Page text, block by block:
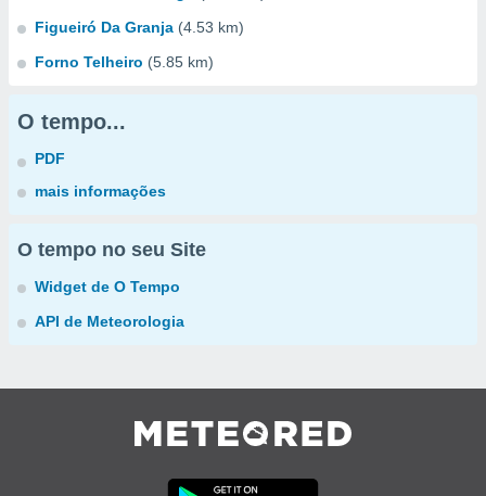
Figueiró Da Granja (4.53 km)
Forno Telheiro (5.85 km)
O tempo...
PDF
mais informações
O tempo no seu Site
Widget de O Tempo
API de Meteorologia